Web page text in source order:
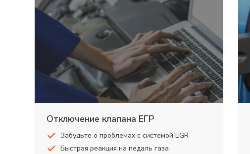
Отключение клапана ЕГР
Забудьте о проблемах с системой EGR
Быстрая реакция на педаль газа